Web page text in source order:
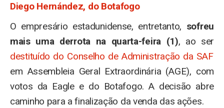
Diego Hernández, do Botafogo
O empresário estadunidense, entretanto, sofreu
mais uma derrota na quarta-feira (1), ao ser
destituído do Conselho de Administração da SAF
em Assembleia Geral Extraordinária (AGE), com
votos da Eagle e do Botafogo. A decisão abre
caminho para a finalização da venda das ações.